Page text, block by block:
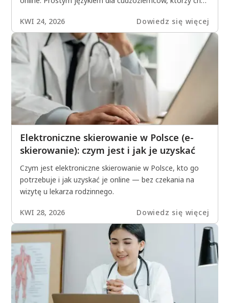
KWI 24, 2026
Dowiedz się więcej
Elektroniczne skierowanie w Polsce (e-
skierowanie): czym jest i jak je uzyskać
Czym jest elektroniczne skierowanie w Polsce, kto go
potrzebuje i jak uzyskać je online — bez czekania na
wizytę u lekarza rodzinnego.
KWI 28, 2026 Dowiedz się więcej